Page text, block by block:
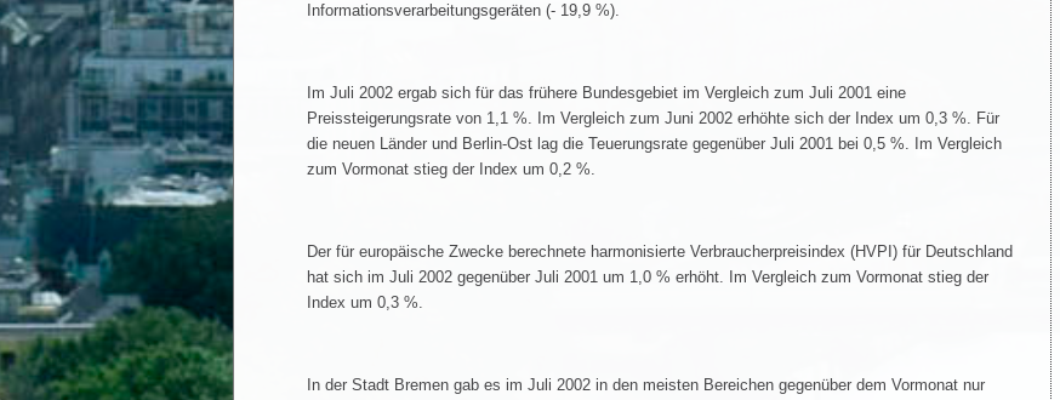
Informationsverarbeitungsgeräten (- 19,9 %).
Im Juli 2002 ergab sich für das frühere Bundesgebiet im Vergleich zum Juli 2001 eine
Preissteigerungsrate von 1,1 %. Im Vergleich zum Juni 2002 erhöhte sich der Index um 0,3 %. Für
die neuen Länder und Berlin-Ost lag die Teuerungsrate gegenüber Juli 2001 bei 0,5 %. Im Vergleich
zum Vormonat stieg der Index um 0,2 %.
Der für europäische Zwecke berechnete harmonisierte Verbraucherpreisindex (HVPI) für Deutschland
hat sich im Juli 2002 gegenüber Juli 2001 um 1,0 % erhöht. Im Vergleich zum Vormonat stieg der
Index um 0,3 %.
In der Stadt Bremen gab es im Juli 2002 in den meisten Bereichen gegenüber dem Vormonat nur